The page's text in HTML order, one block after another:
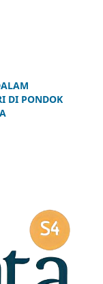
DI PONDOK